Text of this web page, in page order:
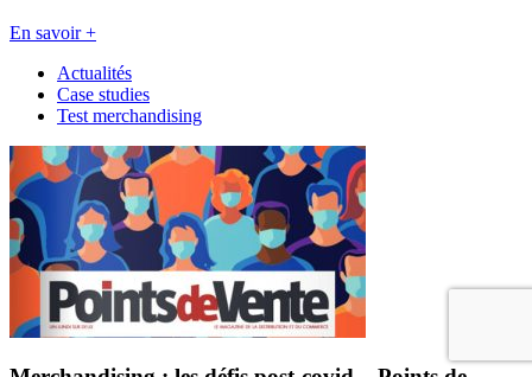
En savoir +
Actualités
Case studies
Test merchandising